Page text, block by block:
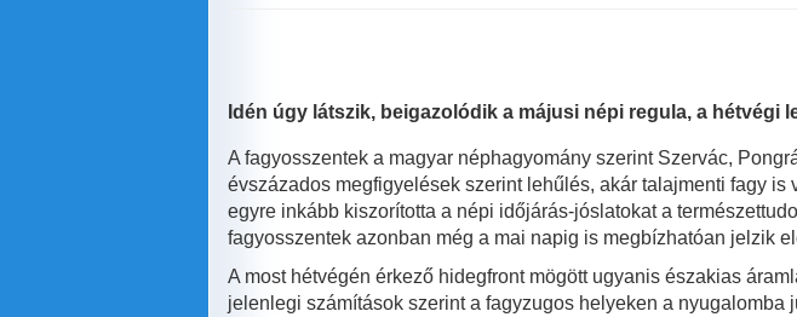
Idén úgy látszik, beigazolódik a májusi népi regula, a
A fagyosszentek a magyar néphagyomány szerint Szervác,
évszázados megfigyelések szerint lehűlés, akár talajmenti fagy
egyre inkább kiszorította a népi időjárás-jóslatokat a
fagyosszentek azonban még a mai napig is megbízhatóan jelzik
A most hétvégén érkező hidegfront mögött ugyanis északias
jelenlegi számítások szerint a fagyzugos helyeken a